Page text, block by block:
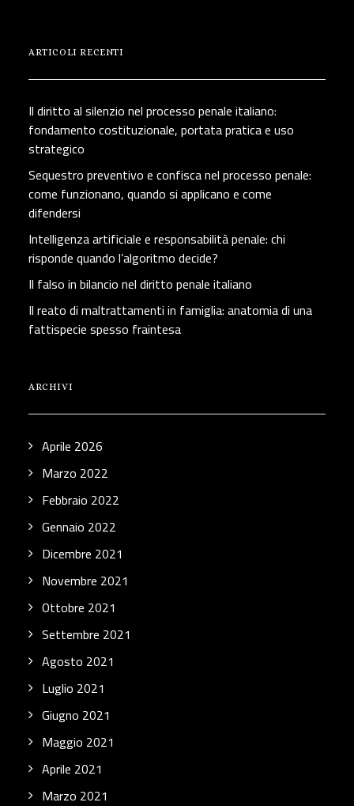
ARTICOLI RECENTI
Il diritto al silenzio nel processo penale italiano:
fondamento costituzionale, portata pratica e uso
strategico
Sequestro preventivo e confisca nel processo penale:
come funzionano, quando si applicano e come
difendersi
Intelligenza artificiale e responsabilità penale: chi
risponde quando l’algoritmo decide?
Il falso in bilancio nel diritto penale italiano
Il reato di maltrattamenti in famiglia: anatomia di una
fattispecie spesso fraintesa
ARCHIVI
Aprile 2026
Marzo 2022
Febbraio 2022
Gennaio 2022
Dicembre 2021
Novembre 2021
Ottobre 2021
Settembre 2021
Agosto 2021
Luglio 2021
Giugno 2021
Maggio 2021
Aprile 2021
Marzo 2021